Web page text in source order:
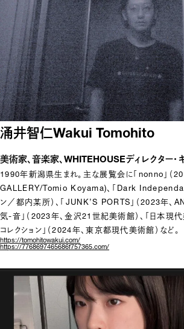
涌井智仁Wakui Tomohito
美術家、音楽家、WHITEHOUSEディレクター・
1990年新潟県生まれ。主な展覧会に「nonno」（
GALLERY/Tomio Koyama)、「Dark
ン／都内某所）、「JUNK’S PORTS」（2023年、
気-音」（2023年、金沢21世紀美術館）、「日本現
コレクション」（2024年、東京都現代美術館）など。
https://tomohitowakui.com/
https://7768697465686f757365.com/